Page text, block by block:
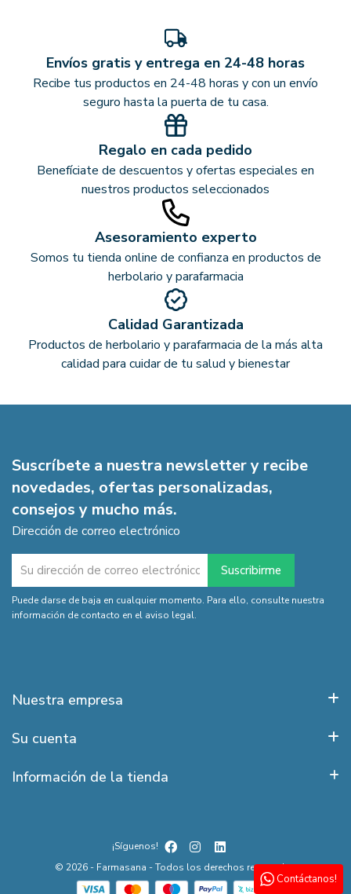
Envíos gratis y entrega en 24-48 horas
Recibe tus productos en 24-48 horas y con un envío
seguro hasta la puerta de tu casa.
Regalo en cada pedido
Benefíciate de descuentos y ofertas especiales en
nuestros productos seleccionados
Asesoramiento experto
Somos tu tienda online de confianza en productos de
herbolario y parafarmacia
Calidad Garantizada
Productos de herbolario y parafarmacia de la más alta
calidad para cuidar de tu salud y bienestar
Suscríbete a nuestra newsletter y recibe
novedades, ofertas personalizadas,
consejos y mucho más.
Dirección de correo electrónico
Puede darse de baja en cualquier momento. Para ello, consulte nuestra
información de contacto en el aviso legal.
Nuestra empresa
Su cuenta
Información de la tienda
© 2026 - Farmasana - Todos los derechos reservados
¡Síguenos!
Contáctanos!